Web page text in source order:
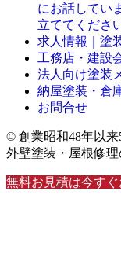
にお話してい
立ててください
求人情報｜塗
工務店・建設
法人向け塗装
納屋塗装・倉
お問合せ
© 創業昭和48年以
外壁塗装・屋根修
無料お見積は今すぐ